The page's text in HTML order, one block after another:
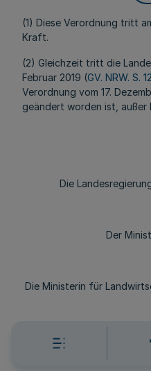
(1) Diese Verordnung tritt
Kraft.
(2) Gleichzeit tritt die
Februar 2019 (GV. NRW. S.
Verordnung vom 17.
geändert worden ist, außer
Die
Der
Die Ministerin für